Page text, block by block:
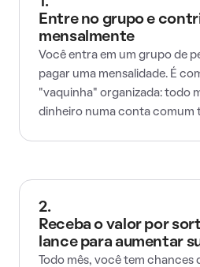
Entre no grupo e
mensalmente
Você entra em um grupo de
pagar uma mensalidade. É
"vaquinha" organizada: todo
dinheiro numa conta comum
2.
Receba o valor por
lance para aumentar
Todo mês, você tem